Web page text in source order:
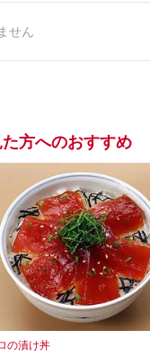
せん
方へのおすすめ
の漬け丼